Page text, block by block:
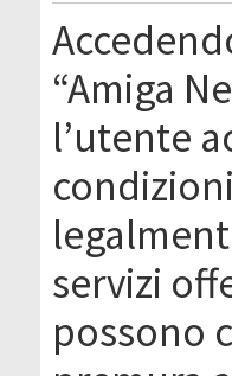
“Amiga
l’utente
servizi
possono